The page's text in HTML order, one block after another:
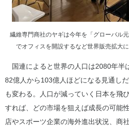
繊維専門商社のヤギは今年を「グローバル
でオフィスを開設するなど世界販売拡大
国連によると世界の人口は2080年半
82億人から103億人ほどになる見通し
も変わる。人口が減っていく日本を飛
すれば、どの市場を狙えば成長の可能
店やスポーツ企業の海外進出状況、商